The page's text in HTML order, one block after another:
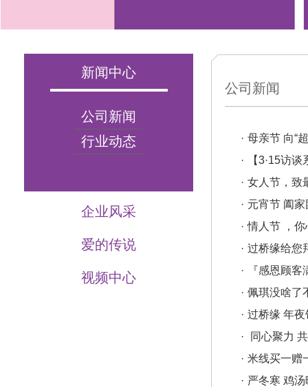
新闻中心
公司新闻
行业动态
企业风采
爱的传说
视频中心
公司新闻
· 母亲节 向“
·
【3·15访
· 女人节，致
· 元宵节 阖
· 情人节 ，
· 过桥缘给您
·
『感恩顾
· 佩琪没啥了
· 过桥缘 年
·
同心聚力
· 米线买一赠
· 严冬寒 鸡